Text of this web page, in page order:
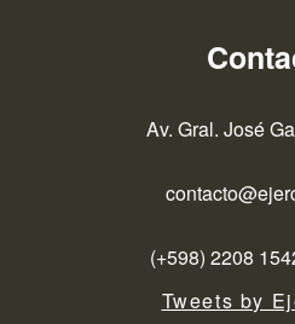
Av. Gral. José
(+598) 2208
Tweets by